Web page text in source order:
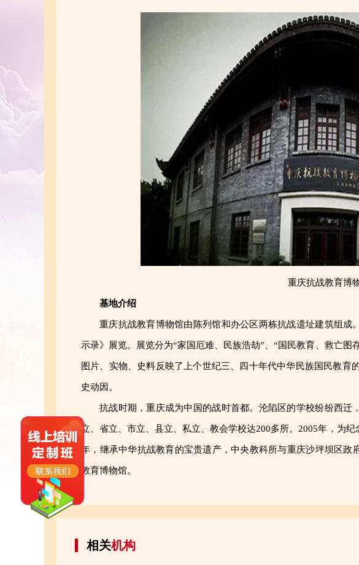
重庆抗战教育博
基地介绍
重庆抗战教育博物馆由陈列馆和办公区两栋抗战遗址建筑组成
示录》展览。展览分为“家国厄难、民族浩劫”、“国民教育、救亡图
图片、实物、史料反映了上个世纪三、四十年代中华民族国民教育
史动因。
抗战时期，重庆成为中国的战时首都。沦陷区的学校纷纷西迁
立、省立、市立、县立、私立、教会学校达200多所。2005年，为
年，继承中华抗战教育的宝贵遗产，中央教科所与重庆沙坪坝区政
教育博物馆。
相关机构